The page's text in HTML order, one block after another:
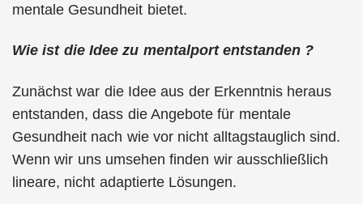
mentale Gesundheit bietet.
Wie ist die Idee zu mentalport entstanden ?
Zunächst war die Idee aus der Erkenntnis heraus
entstanden, dass die Angebote für mentale
Gesundheit nach wie vor nicht alltagstauglich sind.
Wenn wir uns umsehen finden wir ausschließlich
lineare, nicht adaptierte Lösungen.